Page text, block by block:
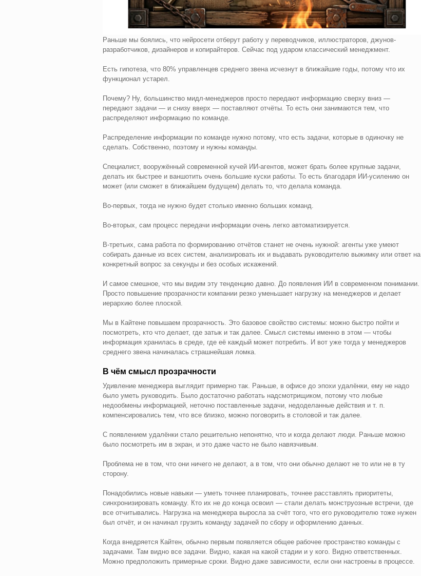
Раньше мы боялись, что нейросети отберут работу у переводчиков, иллюстраторов, джунов-
разработчиков, дизайнеров и копирайтеров. Сейчас под ударом классический менеджмент.
Есть гипотеза, что 80% управленцев среднего звена исчезнут в ближайшие годы, потому что их
функционал устарел.
Почему? Ну, большинство мидл-менеджеров просто передают информацию сверху вниз —
передают задачи — и снизу вверх — поставляют отчёты. То есть они занимаются тем, что
распределяют информацию по команде.
Распределение информации по команде нужно потому, что есть задачи, которые в одиночку не
сделать. Собственно, поэтому и нужны команды.
Специалист, вооружённый современной кучей ИИ-агентов, может брать более крупные задачи,
делать их быстрее и ваншотить очень большие куски работы. То есть благодаря ИИ-усилению он
может (или сможет в ближайшем будущем) делать то, что делала команда.
Во-первых, тогда не нужно будет столько именно больших команд.
Во-вторых, сам процесс передачи информации очень легко автоматизируется.
В-третьих, сама работа по формированию отчётов станет не очень нужной: агенты уже умеют
собирать данные из всех систем, анализировать их и выдавать руководителю выжимку или ответ на
конкретный вопрос за секунды и без особых искажений.
И самое смешное, что мы видим эту тенденцию давно. До появления ИИ в современном понимании.
Просто повышение прозрачности компании резко уменьшает нагрузку на менеджеров и делает
иерархию более плоской.
Мы в Кайтене повышаем прозрачность. Это базовое свойство системы: можно быстро пойти и
посмотреть, кто что делает, где затык и так далее. Смысл системы именно в этом — чтобы
информация хранилась в среде, где её каждый может потребить. И вот уже тогда у менеджеров
среднего звена начиналась страшнейшая ломка.
В чём смысл прозрачности
Удивление менеджера выглядит примерно так. Раньше, в офисе до эпохи удалёнки, ему не надо
было уметь руководить. Было достаточно работать надсмотрищиком, потому что любые
недообмены информацией, неточно поставленные задачи, недоделанные действия и т. п.
компенсировались тем, что все близко, можно поговорить в столовой и так далее.
С появлением удалёнки стало решительно непонятно, что и когда делают люди. Раньше можно
было посмотреть им в экран, и это даже часто не было навязчивым.
Проблема не в том, что они ничего не делают, а в том, что они обычно делают не то или не в ту
сторону.
Понадобились новые навыки — уметь точнее планировать, точнее расставлять приоритеты,
синхронизировать команду. Кто их не до конца освоил — стали делать монструозные встречи, где
все отчитывались. Нагрузка на менеджера выросла за счёт того, что его руководителю тоже нужен
был отчёт, и он начинал грузить команду задачей по сбору и оформлению данных.
Когда внедряется Кайтен, обычно первым появляется общее рабочее пространство команды с
задачами. Там видно все задачи. Видно, какая на какой стадии и у кого. Видно ответственных.
Можно предположить примерные сроки. Видно даже зависимости, если они настроены в процессе.